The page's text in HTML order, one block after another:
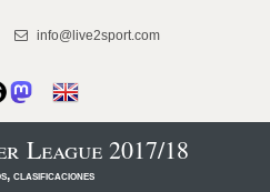
info@live2sport.com
League 2017/18
clasificaciones